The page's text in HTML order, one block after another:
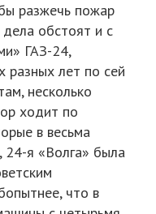
разжечь пожар
обстоят и с
ГАЗ-24,
разных лет по сей
несколько
ходит по
в весьма
24-я «Волга» была
что в